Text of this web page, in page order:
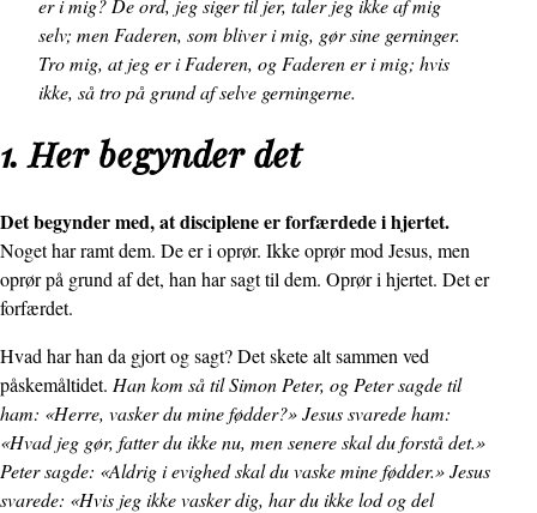
er i mig? De ord, jeg siger til jer, taler jeg ikke af mig
selv; men Faderen, som bliver i mig, gør sine gerninger.
Tro mig, at jeg er i Faderen, og Faderen er i mig; hvis
ikke, så tro på grund af selve gerningerne.
1. Her begynder det
Det begynder med, at disciplene er forfærdede i hjertet.
Noget har ramt dem. De er i oprør. Ikke oprør mod Jesus, men
oprør på grund af det, han har sagt til dem. Oprør i hjertet. Det er
forfærdet.
Hvad har han da gjort og sagt? Det skete alt sammen ved
påskemåltidet. Han kom så til Simon Peter, og Peter sagde til
ham: «Herre, vasker du mine fødder?» Jesus svarede ham:
«Hvad jeg gør, fatter du ikke nu, men senere skal du forstå det.»
Peter sagde: «Aldrig i evighed skal du vaske mine fødder.» Jesus
svarede: «Hvis jeg ikke vasker dig, har du ikke lod og del